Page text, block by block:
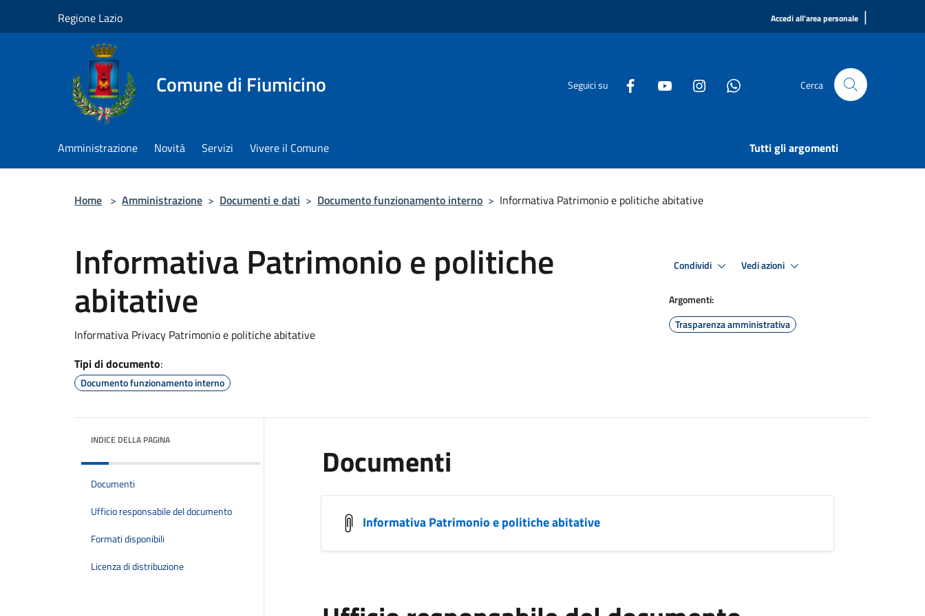
Regione Lazio Accedi all'area personale |
Comune di Fiumicino Seguici su Cerca
Amministrazione Novità Servizi Vivere il Comune Tutti gli argomenti
Home > Amministrazione > Documenti e dati > Documento funzionamento interno > Informativa Patrimonio e politiche abitative
Informativa Patrimonio e politiche
abitative
Informativa Privacy Patrimonio e politiche abitative
Tipi di documento:
Documento funzionamento interno
Condividi Vedi azioni
Argomenti:
Trasparenza amministrativa
INDICE DELLA PAGINA
Documenti
Ufficio responsabile del documento
Formati disponibili
Licenza di distribuzione
Documenti
Informativa Patrimonio e politiche abitative